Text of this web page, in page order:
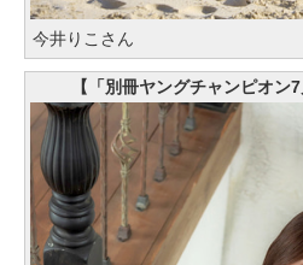
今井りこさん
【「別冊ヤングチャンピオン